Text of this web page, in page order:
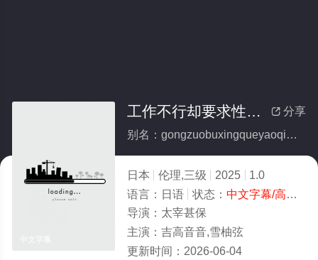
 分享
工作不行却要求性爱的废物员工
别名：gongzuobuxingqueyaoqiuxingaidefeiwuyuangong
日本 伦理,三级 2025
1.0
语言： 日语 状态： 中文字幕/高清
导演： 太宰甚保
主演： 吉高音音,雪柚弦
更新时间： 2026-06-04